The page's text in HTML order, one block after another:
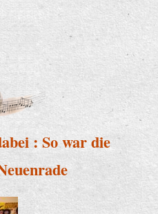
war ein voller Erfolg
: So war die